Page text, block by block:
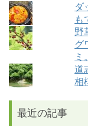
ダ
も
野
グ
ミ。
道
相
最近の記事